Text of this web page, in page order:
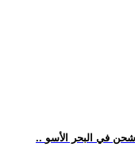
في البحر الأسو